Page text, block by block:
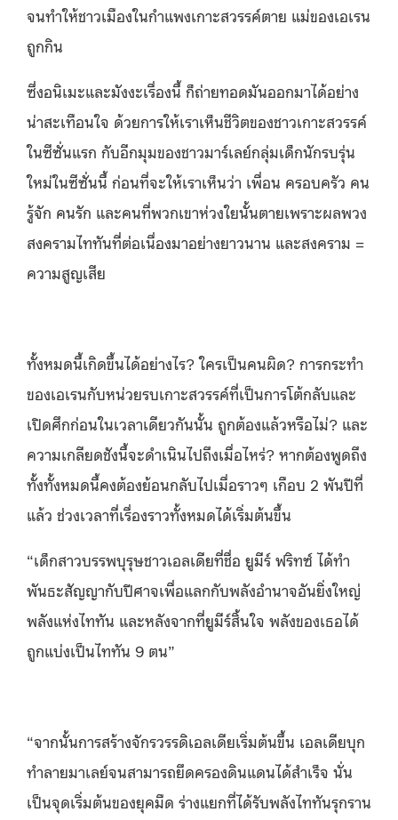
จนทำให้ชาวเมืองในกำแพงเกาะสวรรค์ตาย แม่ของเอเรน
ถูกกิน
ซึ่งอนิเมะและมังงะเรื่องนี้ ก็ถ่ายทอดมันออกมาได้อย่าง
น่าสะเทือนใจ ด้วยการให้เราเห็นชีวิตของชาวเกาะสวรรค์
ในซีซั่นแรก กับอีกมุมของชาวมาร์เลย์กลุ่มเด็กนักรบรุ่น
ใหม่ในซีซั่นนี้ ก่อนที่จะให้เราเห็นว่า เพื่อน ครอบครัว คน
รู้จัก คนรัก และคนที่พวกเขาห่วงใยนั้นตายเพราะผลพวง
สงครามไททันที่ต่อเนื่องมาอย่างยาวนาน และสงคราม =
ความสูญเสีย
ทั้งหมดนี้เกิดขึ้นได้อย่างไร? ใครเป็นคนผิด? การกระทำ
ของเอเรนกับหน่วยรบเกาะสวรรค์ที่เป็นการโต้กลับและ
เปิดศึกก่อนในเวลาเดียวกันนั้น ถูกต้องแล้วหรือไม่? และ
ความเกลียดชังนี้จะดำเนินไปถึงเมื่อไหร่? หากต้องพูดถึง
ทั้งทั้งหมดนี้คงต้องย้อนกลับไปเมื่อราวๆ เกือบ 2 พันปีที่
แล้ว ช่วงเวลาที่เรื่องราวทั้งหมดได้เริ่มต้นขึ้น
“เด็กสาวบรรพบุรุษชาวเอลเดียที่ชื่อ ยูมีร์ ฟริทซ์ ได้ทำ
พันธะสัญญากับปีศาจเพื่อแลกกับพลังอำนาจอันยิ่งใหญ่
พลังแห่งไททัน และหลังจากที่ยูมีร์สิ้นใจ พลังของเธอได้
ถูกแบ่งเป็นไททัน 9 ตน”
“จากนั้นการสร้างจักรวรรดิเอลเดียเริ่มต้นขึ้น เอลเดียบุก
ทำลายมาเลย์จนสามารถยึดครองดินแดนได้สำเร็จ นั่น
เป็นจุดเริ่มต้นของยุคมืด ร่างแยกที่ได้รับพลังไททันรุกราน